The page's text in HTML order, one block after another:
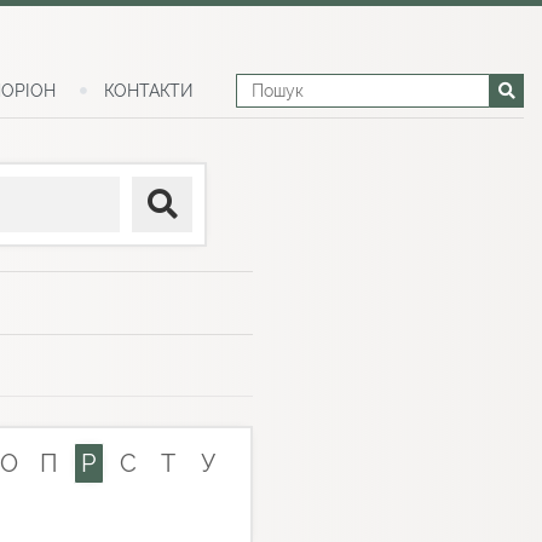
КОНТАКТИ
О П Р С Т У